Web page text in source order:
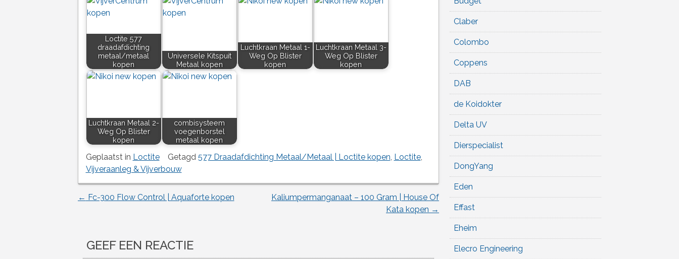
Loctite 577
draadafdichting
metaal/metaal
kopen
Universele Kitspuit
Metaal kopen
Luchtkraan Metaal 1-
Weg Op Blister
kopen
Luchtkraan Metaal 3-
Weg Op Blister
kopen
Luchtkraan Metaal 2-
Weg Op Blister
kopen
combisysteem
voegenborstel
metaal kopen
Geplaatst in Loctite Getagd 577 Draadafdichting Metaal/Metaal | Loctite kopen, Loctite,
Vijveraanleg & Vijverbouw
Berichtnavigatie
← Fc-300 Flow Control | Aquaforte kopen
Kaliumpermanganaat – 100 Gram | House Of
Kata kopen →
GEEF EEN REACTIE
Claber
Colombo
Coppens
DAB
de Koidokter
Delta UV
Dierspecialist
DongYang
Eden
Effast
Eheim
Elecro Engineering